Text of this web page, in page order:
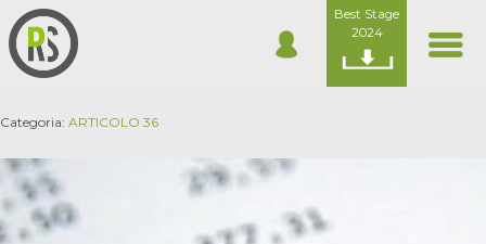
Best Stage
2024
Categoria: ARTICOLO 36